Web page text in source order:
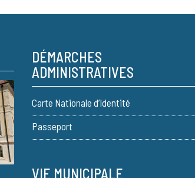
DÉMARCHES
ADMINISTRATIVES
Carte Nationale d’Identité
Passeport
VIE MUNICIPALE